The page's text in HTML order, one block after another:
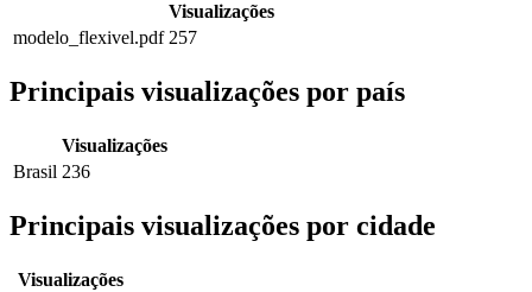
Visualizações
modelo_flexivel.pdf 257
Principais visualizações por país
Visualizações
Brasil 236
Principais visualizações por cidade
Visualizações